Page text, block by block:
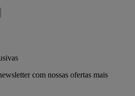
com nossas ofertas mais